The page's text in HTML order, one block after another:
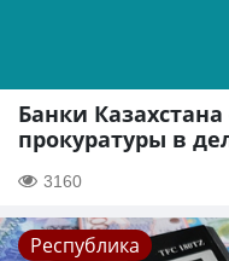
Банки
прокуратуры в
3160
Республика